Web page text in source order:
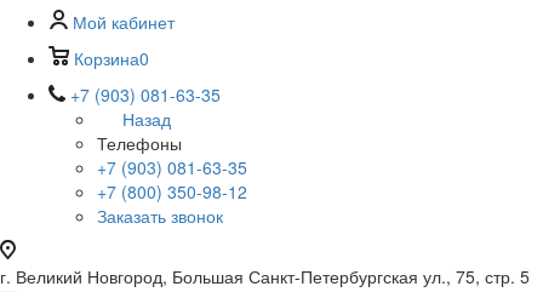
Мой кабинет
Корзина0
+7 (903) 081-63-35
Назад
Телефоны
+7 (903) 081-63-35
+7 (800) 350-98-12
Заказать звонок
г. Великий Новгород, Большая Санкт-Петербургская ул., 75, стр. 5